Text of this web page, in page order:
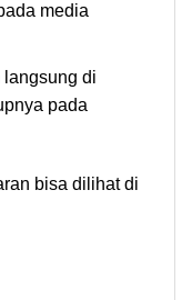
media
langsung di
pada
bisa dilihat di